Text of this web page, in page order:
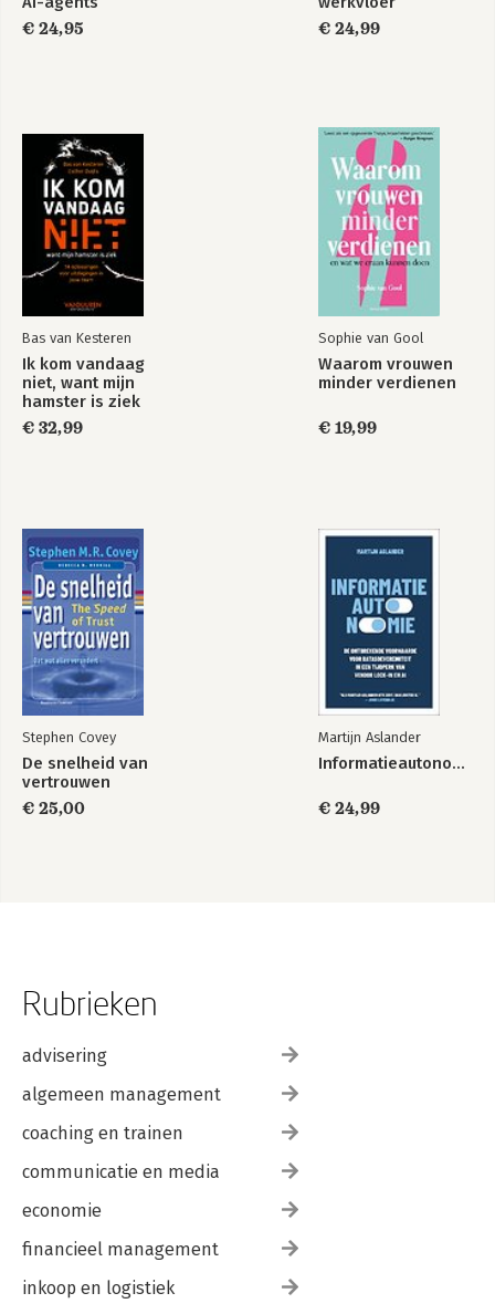
€ 24,95
€ 24,99
Bas van Kesteren
Ik kom vandaag
niet, want mijn
hamster is ziek
€ 32,99
Sophie van Gool
Waarom vrouwen
minder verdienen
€ 19,99
Stephen Covey
De snelheid van
vertrouwen
€ 25,00
Martijn Aslander
Informatieautonomie
€ 24,99
Rubrieken
advisering
algemeen management
coaching en trainen
communicatie en media
economie
financieel management
inkoop en logistiek